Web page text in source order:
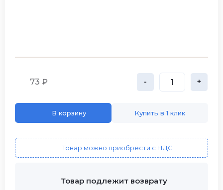
73 ₽ - +
В корзину Купить в 1 клик
Товар можно приобрести с НДС
Товар подлежит возврату